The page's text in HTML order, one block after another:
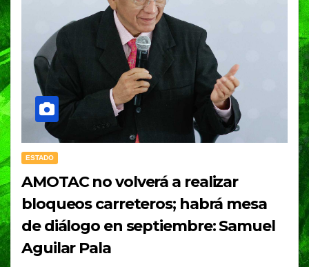
ESTADO
AMOTAC no volverá a realizar
bloqueos carreteros; habrá mesa
de diálogo en septiembre: Samuel
Aguilar Pala